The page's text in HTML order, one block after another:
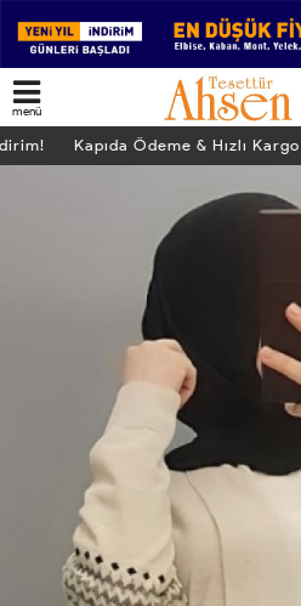
menü
Kapıda Ödeme & Hızlı Kargo